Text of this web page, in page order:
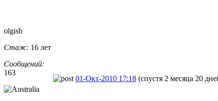
olgish
Стаж: 16 лет
Сообщений:
163
01-Окт-2010 17:18 (спустя 2 месяца 20